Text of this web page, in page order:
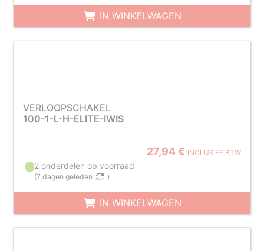
IN WINKELWAGEN
VERLOOPSCHAKEL
100-1-L-H-ELITE-IWIS
27,94 € INCLUSIEF BTW
2 onderdelen op voorraad
(7 dagen geleden )
IN WINKELWAGEN